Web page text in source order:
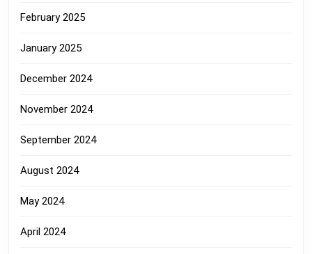
February 2025
January 2025
December 2024
November 2024
September 2024
August 2024
May 2024
April 2024